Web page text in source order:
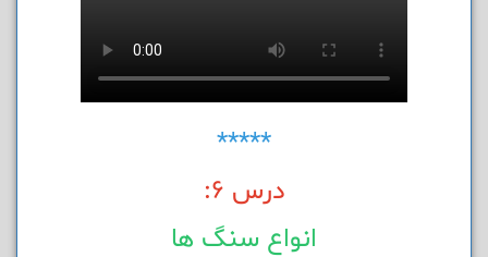
*****
درس 6:
انواع سنگ ها